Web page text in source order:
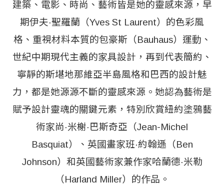
建築、電影、時尚、藝術皆是她的靈感來源，早
期伊夫·聖羅蘭（Yves St Laurent）的色彩風
格、重視材料本質的包豪斯（Bauhaus）運動、
世紀中期現代主義的家具設計，再到代表簡約、
寧靜的斯堪地那維亞半島風格和巴西的設計魅
力，都是她源源不斷的靈感來源。她認為藝術是
賦予設計靈魂的關鍵元素，特別欣賞紐約塗鴉藝
術家尚·米榭·巴斯奇亞（Jean-Michel
Basquiat）、英國畫家班·約翰遜（Ben
Johnson）和英國藝術家兼作家哈蘭德·米勒
（Harland Miller）的作品。